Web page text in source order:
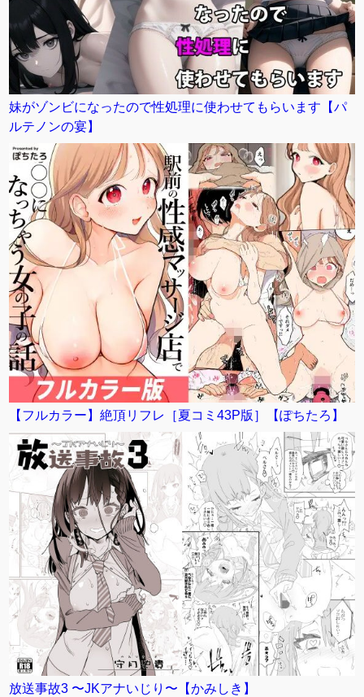
妹がゾンビになったので性処理に使わせてもらいます【パ
ルテノンの宴】
【フルカラー】絶頂リフレ［夏コミ43P版］【ぽちたろ】
放送事故3 〜JKアナいじり〜【かみしき】